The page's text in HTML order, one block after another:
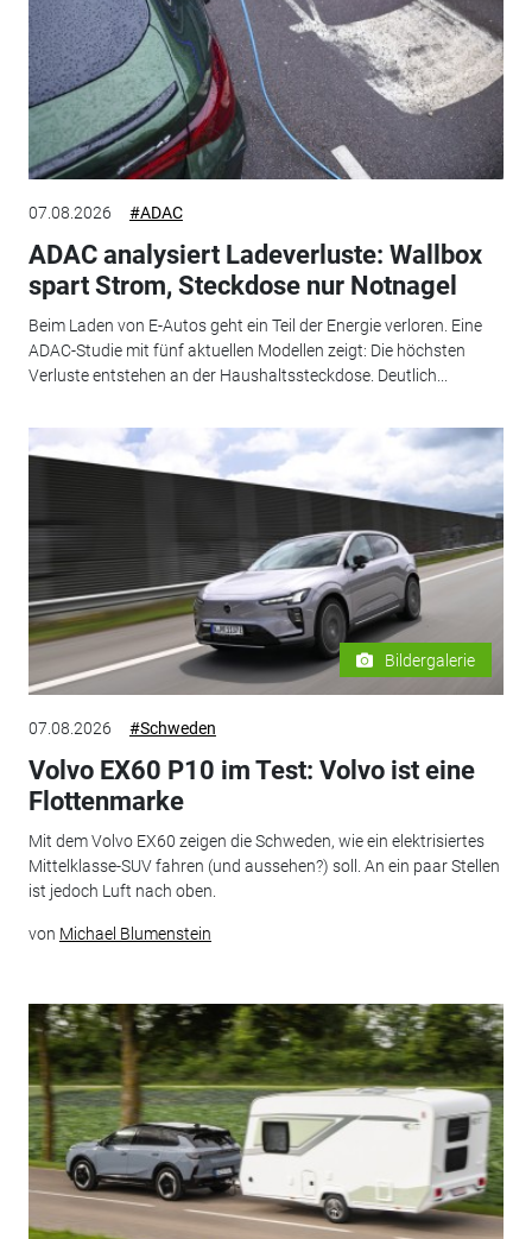
07.08.2026 #ADAC
ADAC analysiert Ladeverluste: Wallbox
spart Strom, Steckdose nur Notnagel
Beim Laden von E-Autos geht ein Teil der Energie verloren. Eine
ADAC-Studie mit fünf aktuellen Modellen zeigt: Die höchsten
Verluste entstehen an der Haushaltssteckdose. Deutlich...
Bildergalerie
07.08.2026 #Schweden
Volvo EX60 P10 im Test: Volvo ist eine
Flottenmarke
Mit dem Volvo EX60 zeigen die Schweden, wie ein elektrisiertes
Mittelklasse-SUV fahren (und aussehen?) soll. An ein paar Stellen
ist jedoch Luft nach oben.
von Michael Blumenstein